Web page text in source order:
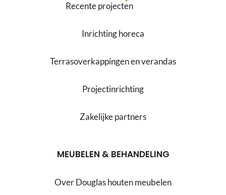
Recente projecten
Inrichting horeca
Terrasoverkappingen en verandas
Projectinrichting
Zakelijke partners
MEUBELEN & BEHANDELING
Over Douglas houten meubelen